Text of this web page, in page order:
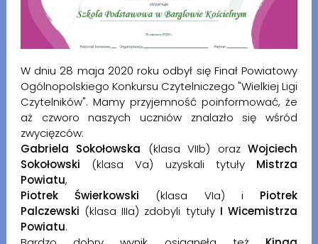
W dniu 28 maja 2020 roku odbył się Finał Powiatowy
Ogólnopolskiego Konkursu Czytelniczego "Wielkiej Ligi
Czytelników". Mamy przyjemność poinformować, że
aż czworo naszych uczniów znalazło się wśród
zwycięzców:
Gabriela Sokołowska (klasa VIIb) orazWojciech
Sokołowski (klasa Va) uzyskali tytuły Mistrza
Powiatu,
Piotrek Świerkowski (klasa VIa) i Piotrek
Palczewski (klasa IIIa) zdobyli tytuły I Wicemistrza
Powiatu.